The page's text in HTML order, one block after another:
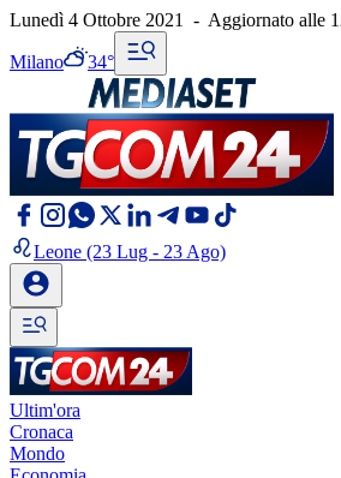
Lunedì 4 Ottobre 2021 - Aggiornato alle
Milano 34°
Leone (23 Lug - 23 Ago)
Ultim'ora
Cronaca
Mondo